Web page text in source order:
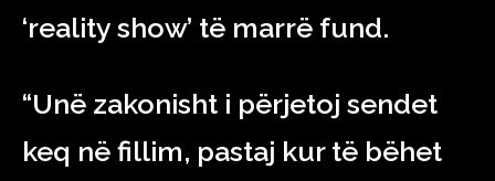
‘reality show’ të marrë fund.
“Unë zakonisht i përjetoj sendet
keq në fillim, pastaj kur të bëhet